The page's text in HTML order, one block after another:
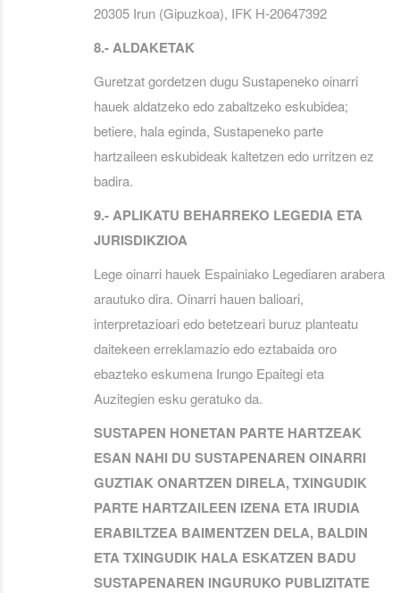
20305 Irun (Gipuzkoa), IFK H-20647392
8.- ALDAKETAK
Guretzat gordetzen dugu Sustapeneko oinarri
hauek aldatzeko edo zabaltzeko eskubidea;
betiere, hala eginda, Sustapeneko parte
hartzaileen eskubideak kaltetzen edo urritzen ez
badira.
9.- APLIKATU BEHARREKO LEGEDIA ETA
JURISDIKZIOA
Lege oinarri hauek Espainiako Legediaren arabera
arautuko dira. Oinarri hauen balioari,
interpretazioari edo betetzeari buruz planteatu
daitekeen erreklamazio edo eztabaida oro
ebazteko eskumena Irungo Epaitegi eta
Auzitegien esku geratuko da.
SUSTAPEN HONETAN PARTE HARTZEAK
ESAN NAHI DU SUSTAPENAREN OINARRI
GUZTIAK ONARTZEN DIRELA, TXINGUDIK
PARTE HARTZAILEEN IZENA ETA IRUDIA
ERABILTZEA BAIMENTZEN DELA, BALDIN
ETA TXINGUDIK HALA ESKATZEN BADU
SUSTAPENAREN INGURUKO PUBLIZITATE